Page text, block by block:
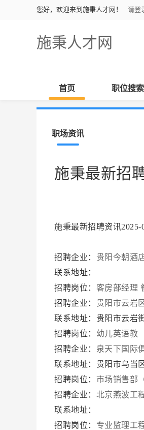
您好，欢迎来到施秉人才网！ 请登
施秉人才网
首页 职位搜索
职场资讯
施秉最新招
施秉最新招聘资讯2025-
招聘企业： 贵阳今朝酒
联系地址：
招聘岗位： 客房部经理
招聘企业： 贵阳市云岩
联系地址：贵阳市云岩
招聘岗位： 幼儿英语教
招聘企业： 泉天下国际
联系地址：贵阳市乌当
招聘岗位： 市场销售部
招聘企业： 北京燕波工
联系地址：
招聘岗位： 专业监理工